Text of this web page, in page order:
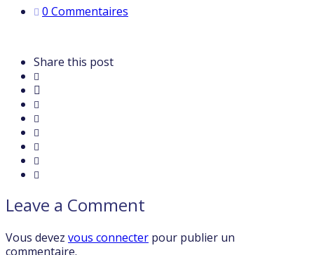
0 Commentaires
Share this post
Leave a Comment
Vous devez vous connecter pour publier un
commentaire.